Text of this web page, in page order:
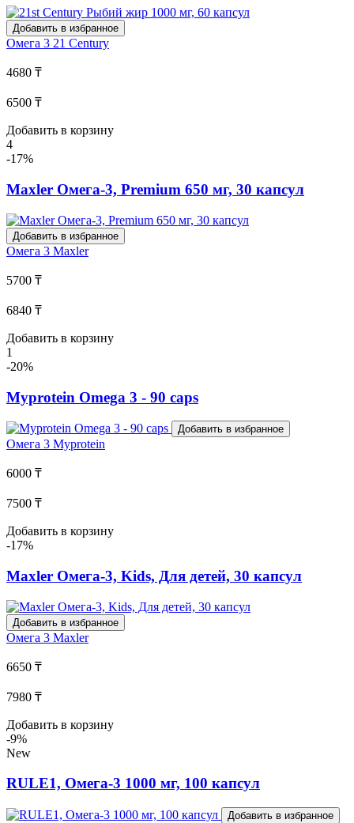
Добавить в избранное
Омега 3 21 Century
4680 ₸
6500 ₸
Добавить в корзину
4
-17%
Maxler Омега-3, Premium 650 мг, 30 капсул
Добавить в избранное
Омега 3 Maxler
5700 ₸
6840 ₸
Добавить в корзину
1
-20%
Myprotein Omega 3 - 90 caps
Добавить в избранное
Омега 3 Myprotein
6000 ₸
7500 ₸
Добавить в корзину
-17%
Maxler Омега-3, Kids, Для детей, 30 капсул
Добавить в избранное
Омега 3 Maxler
6650 ₸
7980 ₸
Добавить в корзину
-9%
New
RULE1, Омега-3 1000 мг, 100 капсул
Добавить в избранное